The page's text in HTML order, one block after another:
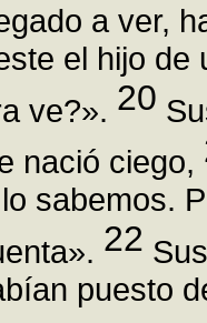
a ver,
el hijo
ve?». 20
nació ciego,
sabemos.
22
puesto